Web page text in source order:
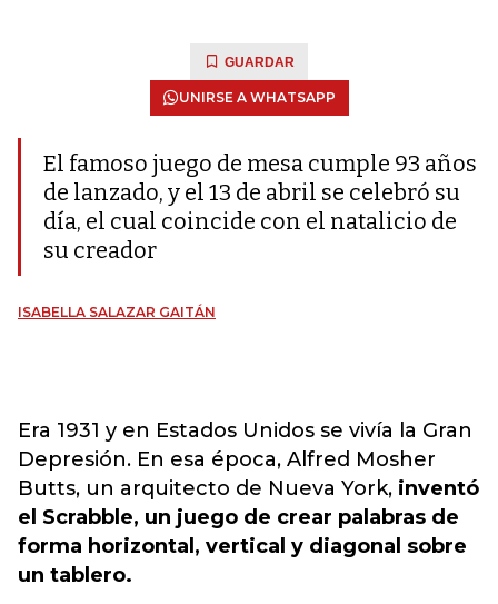
GUARDAR
UNIRSE A WHATSAPP
El famoso juego de mesa cumple 93 años
de lanzado, y el 13 de abril se celebró su
día, el cual coincide con el natalicio de
su creador
ISABELLA SALAZAR GAITÁN
Era 1931 y en Estados Unidos se vivía la Gran
Depresión. En esa época, Alfred Mosher
Butts, un arquitecto de Nueva York, inventó
el Scrabble, un juego de crear palabras de
forma horizontal, vertical y diagonal sobre
un tablero.